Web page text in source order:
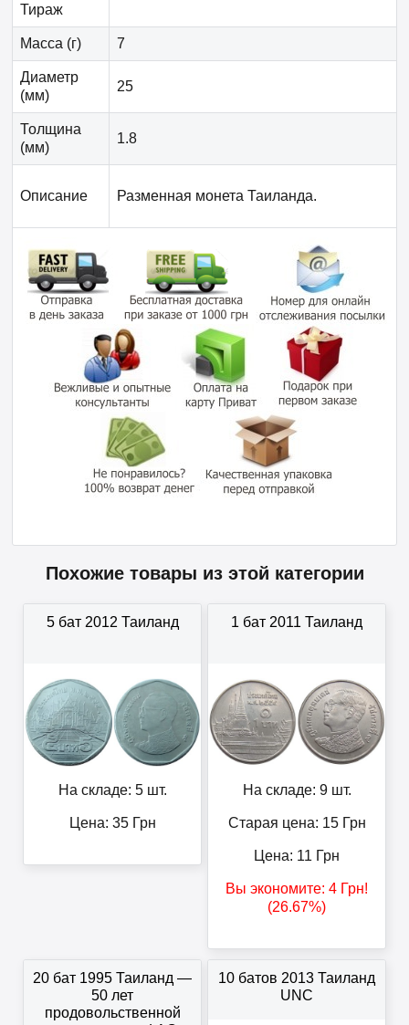
Тираж
Масса (г) 7
Диаметр
(мм)
25
Толщина
(мм)
1.8
Описание Разменная монета Таиланда.
Похожие товары из этой категории
5 бат 2012 Таиланд
На складе: 5 шт.
Цена: 35Грн
1 бат 2011 Таиланд
На складе: 9 шт.
Старая цена: 15Грн
Цена: 11 Грн
Вы экономите: 4 Грн!
(26.67%)
20 бат 1995 Таиланд —
50 лет
продовольственной
10 батов 2013 Таиланд
UNC